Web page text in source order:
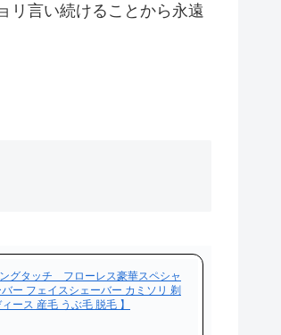
リ言い続けることから永遠
グタッチ フローレス豪華スペシャ
ー フェイスシェーバー カミソリ 剃
ース 産毛 うぶ毛 脱毛 】